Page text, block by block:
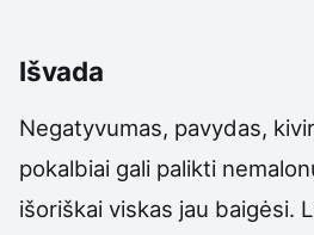
Išvada
Negatyvumas, pavydas,
pokalbiai gali palikti
išoriškai viskas jau baigėsi.